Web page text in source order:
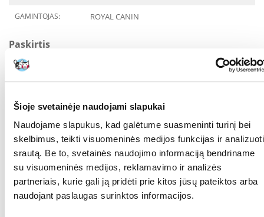
Šioje svetainėje naudojami slapukai
Naudojame slapukus, kad galėtume suasmeninti turinį bei
skelbimus, teikti visuomeninės medijos funkcijas ir analizuoti
srautą. Be to, svetainės naudojimo informaciją bendriname
su visuomeninės medijos, reklamavimo ir analizės
partneriais, kurie gali ją pridėti prie kitos jūsų pateiktos arba
naudojant paslaugas surinktos informacijos.
GAMINTOJAS: ROYAL CANIN
Paskirtis
GYVENIMO ETAPAS:
POŽYMIAI:
Egzokrininės kasos
funkcijos
nepakankamumas
(gastroenterologija)
Hiperlipidemija
Lėtinis kasos
uždegimas (pankreatitas)